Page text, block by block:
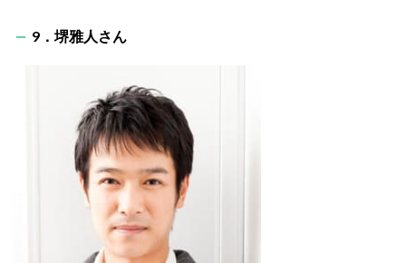
9．堺雅人さん